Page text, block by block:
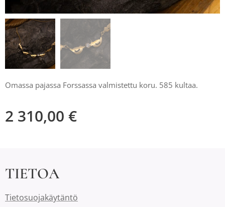
Omassa pajassa Forssassa valmistettu koru. 585 kultaa.
2 310,00 €
TIETOA
Tietosuojakäytäntö